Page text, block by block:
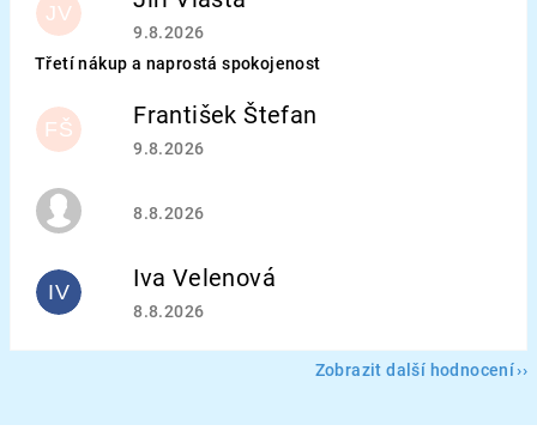
JV Hodnocení obchodu je 5 z 5 hvězdiček.
9.8.2026
Třetí nákup a naprostá spokojenost
FŠ František Štefan
Hodnocení obchodu je 5 z 5 hvězdiček.
9.8.2026
Hodnocení obchodu je 5 z 5 hvězdiček.
8.8.2026
IV Iva Velenová
Hodnocení obchodu je 5 z 5 hvězdiček.
8.8.2026
Zobrazit další hodnocení